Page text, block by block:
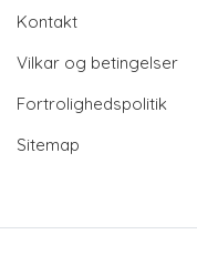
Kontakt
Vilkar og betingelser
Fortrolighedspolitik
Sitemap